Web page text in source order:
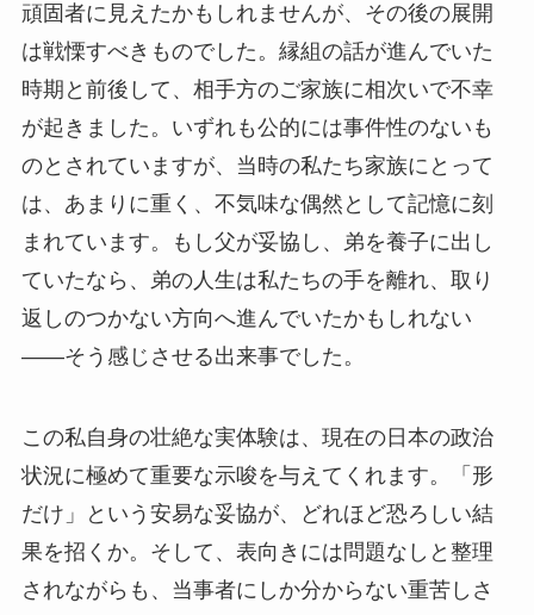
頑固者に見えたかもしれませんが、その後の展開
は戦慄すべきものでした。縁組の話が進んでいた
時期と前後して、相手方のご家族に相次いで不幸
が起きました。いずれも公的には事件性のないも
のとされていますが、当時の私たち家族にとって
は、あまりに重く、不気味な偶然として記憶に刻
まれています。もし父が妥協し、弟を養子に出し
ていたなら、弟の人生は私たちの手を離れ、取り
返しのつかない方向へ進んでいたかもしれない
——そう感じさせる出来事でした。
この私自身の壮絶な実体験は、現在の日本の政治
状況に極めて重要な示唆を与えてくれます。「形
だけ」という安易な妥協が、どれほど恐ろしい結
果を招くか。そして、表向きには問題なしと整理
されながらも、当事者にしか分からない重苦しさ